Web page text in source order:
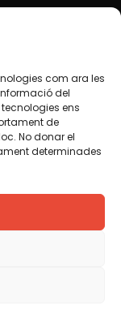
com ara les
del
ens
de
No donar el
determinades
Per això
llevat que en
a copiar,
els continguts